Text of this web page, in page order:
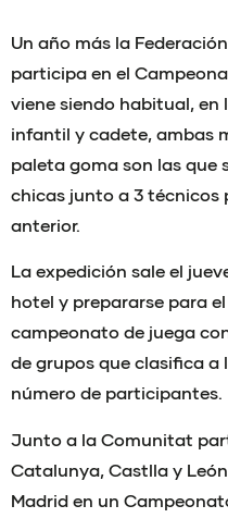
Un año más la
participa en el
viene siendo habitual, en
infantil y cadete, ambas
paleta goma son las que
chicas junto a 3 técnicos
anterior.
La expedición sale el
hotel y prepararse para
campeonato de juega
de grupos que clasifica a
número de participantes.
Junto a la Comunitat
Catalunya, Castlla y
Madrid en un